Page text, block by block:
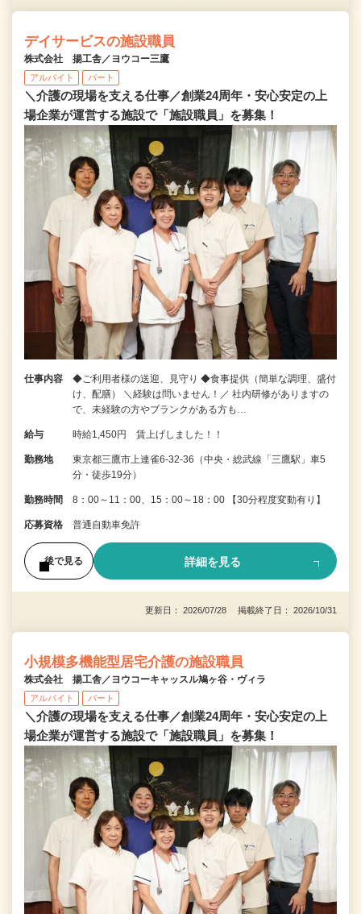
デイサービスの施設職員
株式会社 揚工舎／ヨウコー三鷹
アルバイト パート
＼介護の現場を支える仕事／創業24周年・安心安定の上
場企業が運営する施設で「施設職員」を募集！
仕事内容
◆ご利用者様の送迎、見守り ◆食事提供（簡単な調理、盛付
け、配膳） ＼経験は問いません！／ 社内研修がありますの
で、未経験の方やブランクがある方も…
給与 時給1,450円 賃上げしました！！
勤務地
東京都三鷹市上連雀6-32-36（中央・総武線「三鷹駅」車5
分・徒歩19分）
勤務時間 8：00～11：00、15：00～18：00 【30分程度変動有り】
応募資格 普通自動車免許
後で見る 詳細を見る
更新日： 2026/07/28 掲載終了日： 2026/10/31
小規模多機能型居宅介護の施設職員
株式会社 揚工舎／ヨウコーキャッスル鳩ヶ谷・ヴィラ
アルバイト パート
＼介護の現場を支える仕事／創業24周年・安心安定の上
場企業が運営する施設で「施設職員」を募集！